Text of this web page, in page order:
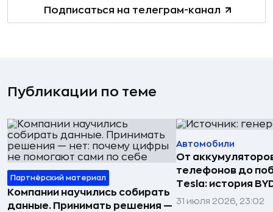
Подписаться на телеграм-канал
Публикации по теме
Партнёрский материал
Компании научились собирать
данные. Принимать решения —
Автомобили
От
телефонов до
Tesla: история
31 июля 2026, 23:02